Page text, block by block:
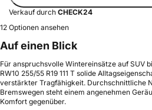
Verkauf durch CHECK24
12 Optionen ansehen
Auf einen Blick
Für anspruchsvolle Wintereinsätze auf SUV
RW10 255/55 R19 111 T solide
verstärkter Tragfähigkeit. Durchschnittliche
Bremswegen steht einem angenehmen
Komfort gegenüber.